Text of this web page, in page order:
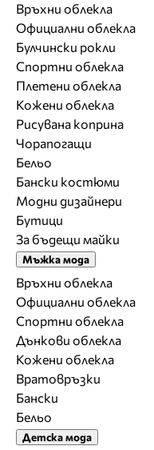
Връхни облекла
Официални облекла
Булчински рокли
Спортни облекла
Плетени облекла
Кожени облекла
Рисувана коприна
Чорапогащи
Бельо
Бански костюми
Модни дизайнери
Бутици
За бъдещи майки
Мъжка мода
Връхни облекла
Официални облекла
Спортни облекла
Дънкови облекла
Кожени облекла
Вратовръзки
Бански
Бельо
Детска мода